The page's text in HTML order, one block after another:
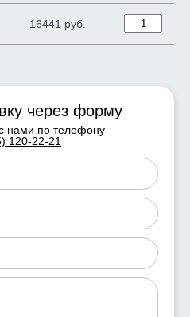
16441 руб.
через форму
нами по телефону
120-22-21